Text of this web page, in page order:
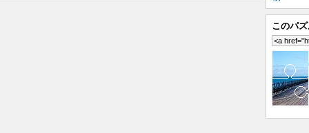
このパ